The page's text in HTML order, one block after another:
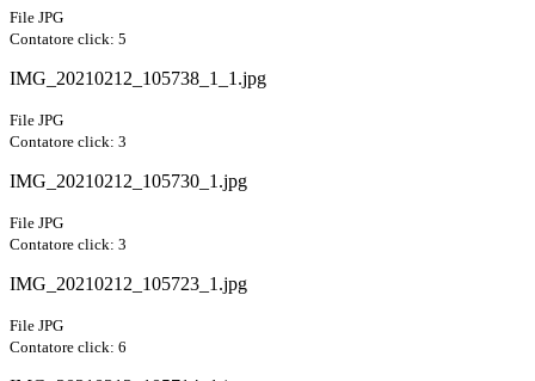
File JPG
Contatore click: 5
IMG_20210212_105738_1_1.jpg
File JPG
Contatore click: 3
IMG_20210212_105730_1.jpg
File JPG
Contatore click: 3
IMG_20210212_105723_1.jpg
File JPG
Contatore click: 6